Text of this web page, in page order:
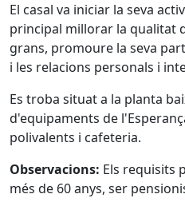
El casal va iniciar la seva
principal millorar la qualitat
grans, promoure la seva
i les relacions personals i
Es troba situat a la planta
d'equipaments de
polivalents i cafeteria.
Observacions: Els requisits
més de 60 anys, ser